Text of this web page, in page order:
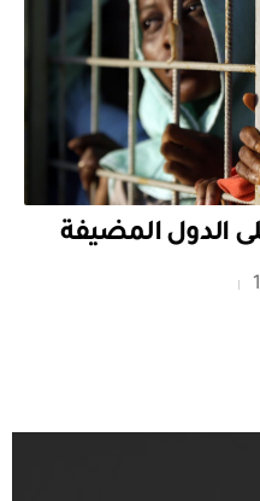
الدول المضيفة